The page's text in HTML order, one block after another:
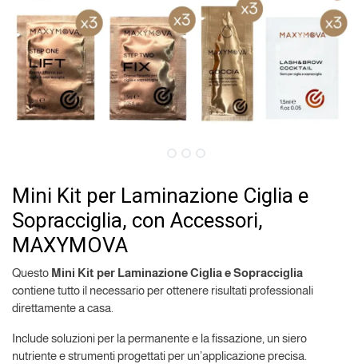
Mini Kit per Laminazione Ciglia e
Sopracciglia, con Accessori,
MAXYMOVA
Questo Mini Kit per Laminazione Ciglia e Sopracciglia
contiene tutto il necessario per ottenere risultati professionali
direttamente a casa.
Include soluzioni per la permanente e la fissazione, un siero
nutriente e strumenti progettati per un’applicazione precisa.